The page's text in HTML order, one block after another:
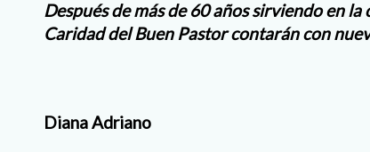
Después de más de 60 años sirviendo en
Caridad del Buen Pastor contarán con
Diana Adriano